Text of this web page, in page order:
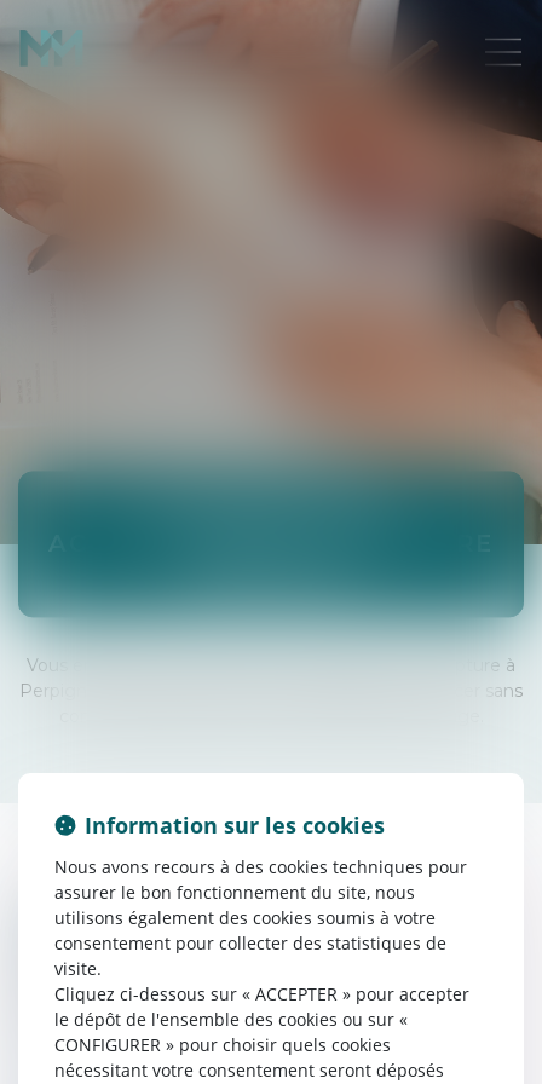
Vous envisagez un divorce par acceptation de la rupture à
Perpignan ? Cette procédure vous permet de divorcer sans
UNE ALTERNATIVE AU DIVORCE
CONFLICTUEL
Ce divorce est idéal lorsque :
la communication est difficile,
mais qu’un accord total est impossible.
Information sur les cookies
Nous avons recours à des cookies techniques pour
assurer le bon fonctionnement du site, nous
utilisons également des cookies soumis à votre
consentement pour collecter des statistiques de
visite.
Cliquez ci-dessous sur « ACCEPTER » pour accepter
le dépôt de l'ensemble des cookies ou sur «
CONFIGURER » pour choisir quels cookies
nécessitant votre consentement seront déposés